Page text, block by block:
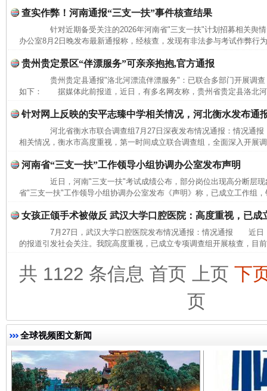
查实作弊！河南通报“三支一扶”事件核查结果
针对近期备受关注的2026年河南省"三支一扶"计划招募相关舆
办公室8月2日晚发布最新通报称，经核查，发现有非法参与考试作弊行
贵州贵定景区“伴漂服务”可亲亲抱抱,官方通报
贵州贵定县通报"洛北河漂流伴漂服务"：已联合多部门开展调查
如下： 据媒体此前报道，近日，有多名网友称，贵州省贵定县洛北
针对网上反映的安平志臻中学相关情况，河北衡水发布通
河北省衡水市联合调查组7月27日深夜发布情况通报：情况通
相关情况，衡水市高度重视，第一时间成立联合调查组，全面深入开展
河南省“三支一扶”工作领导小组协调办公室发布声明
近日，河南"三支一扶"考试成绩公布，部分岗位出现高分断层现
省"三支一扶"工作领导小组协调办公室发布《声明》称，已成立工作组
女孩正颌手术被做反 武汉大学口腔医院：高度重视，已成
7月27日，武汉大学口腔医院发布情况通报：情况通报 近日
的报道引发社会关注。我院高度重视，已成立专项调查组开展核查，目
共 1122 条信息 首页 上页 下
页
全球视频图文新闻
完善运行机制助力责任有效落实
东山县通报“牛蛙产品抗生素超标问题” 法
千年窑火 生生不息